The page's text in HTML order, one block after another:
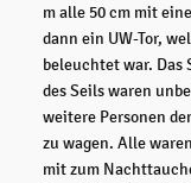
m alle 50 cm mit
dann ein UW-Tor,
beleuchtet war. Das
des Seils waren
weitere Personen
zu wagen. Alle
mit zum